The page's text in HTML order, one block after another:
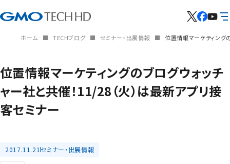
ホーム TECHブログ セミナー・出展情報 位置情報マーケティング
位置情報マーケティングのブログウォッチ
ャー社と共催！11/28（火）は最新アプリ接
客セミナー
2017.11.21セミナー・出展情報